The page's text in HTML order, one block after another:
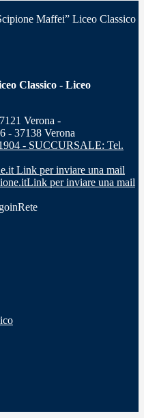
Maffei” Liceo Classico
Classico - Liceo
Verona -
- 37138 Verona
- SUCCURSALE: Tel.
Link per inviare una mail
Link per inviare una mail